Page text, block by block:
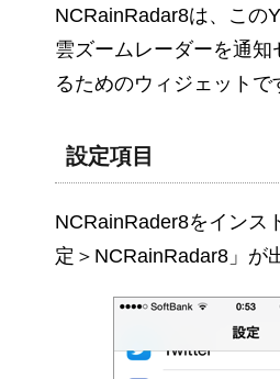
NCRainRadar8は、この
雲ズームレーダーを通知
るためのウィジェットで
設定項目
NCRainRader8をインス
定＞NCRainRadar8」が